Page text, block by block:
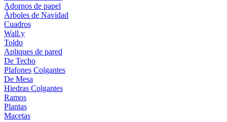
Adornos de papel
Árboles de Navidad
Cuadros
Wall.y
Toldo
Apliques de pared
De Techo
Plafones Colgantes
De Mesa
Hiedras Colgantes
Ramos
Plantas
Macetas